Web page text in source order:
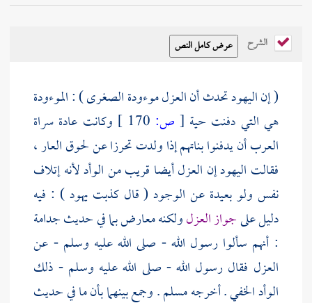
الشرح
( إناليهودتحدث أن العزل موءودة الصغرى ) : الموءودة
هي التي دفنت حية [ ص:
وكانت عادة سراة
العرب أن يدفنوا بناتهم إذا ولدت تحرزا عن لحوق العار ،
فقالت اليهودإن العزل أيضا قريب من الوأد لأنه إتلاف
نفس ولو بعيدة عن الوجود ( قال كذبتيهود) : فيه
دليل علىجواز العزلولكنه معارض بما في حديثجدامة
: أنهم سألوا رسول الله - صلى الله عليه وسلم - عن
العزل فقال رسول الله - صلى الله عليه وسلم - ذلك
الوأد الخفي . أخرجهمسلم. وجمع بينهما بأن ما في حديث